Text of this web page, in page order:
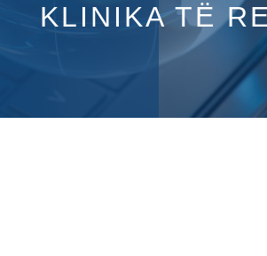
KLINIKA TË